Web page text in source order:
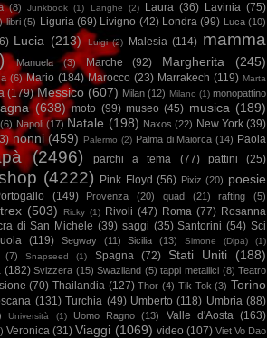
(8) Junkbook (1) Langhe (2) Laura (36) Lavinia (75)
libri (5) Liguria (69) Livigno (42) Londra (99) Luca (10)
Lucia (213) Luigi (2) Malesia (114) mamma
Manuela (3) Marche (92) Margherita (245)
(6) Mario (184) Marocco (23) Marrakech (119) Marta
(179) Messico (607) Milan (12) Milano (1) monopattino
(638) moto (99) museo (45) musica (189)
(6) Napoli (17) Natale (198) Naxos (22) New York (39)
nonni (459) Palermo (2) Palma di Maiorca (14) Paola
(2496) parchi a tema (77) pattini (25)
(4222) Pink Floyd (56) Pixiz (20) poesie
(149) Provenza (20) quad (21) rafting (5)
(503) Ricky (1) Rivoli (47) Roma (77) Rosanna
di San Michele (39) saggi (35) Santorini (54) Sci
(119) Segway (11) Sicilia (13) Simone (Dipa) (1)
(7) Snapseed (1) Spagna (72) Stati Uniti (188)
(182) Svizzera (15) Swaziland (5) tappi metallici (8) Teatro
(70) Thailandia (127) Thor (4) Tik-Tok (3) Torino
(131) Turchia (49) Umberto (118) Umbria (88)
Università (1) Uomo Ragno (13) Valle d'Aosta (163)
Veronica (31) Viaggi (1069) video (107) Viet Vo Dao